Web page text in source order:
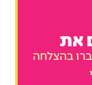
את
בהצלחה